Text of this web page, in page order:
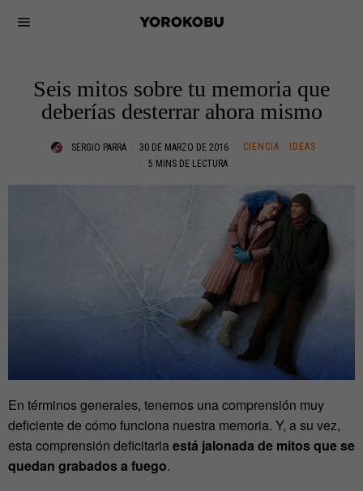
Seis mitos sobre tu memoria que
deberías desterrar ahora mismo
SERGIO PARRA 30 DE MARZO DE 2016 CIENCIA ·
IDEAS
5 MINS DE LECTURA
En términos generales, tenemos una comprensión muy
deficiente de cómo funciona nuestra memoria. Y, a su vez,
esta comprensión deficitariaestá jalonada de mitos que se
quedan grabados a fuego.